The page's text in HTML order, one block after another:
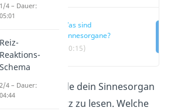
Was sind
Sinnesorgane?
(00:15)
benutzt gerade dein Sinnesorgan
um den Satz zu lesen. Welche
1/4 – Dauer:
05:01
Reiz-
Reaktions-
Schema
2/4 – Dauer:
04:44